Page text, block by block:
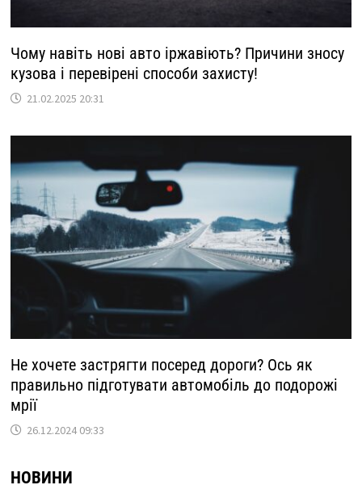
Чому навіть нові авто іржавіють? Причини зносу
кузова і перевірені способи захисту!
21.02.2025 20:31
Не хочете застрягти посеред дороги? Ось як
правильно підготувати автомобіль до подорожі
мрії
26.12.2024 09:33
НОВИНИ